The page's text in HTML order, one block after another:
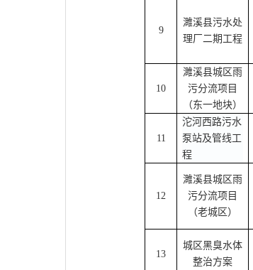
9
濉溪县污水处
理厂二期工程
10
濉溪县城区雨
污分流项目
（东一地块）
11
沱河西路污水
泵站及管线工
程
12
濉溪县城区雨
污分流项目
（老城区）
13
城区黑臭水体
整治方案